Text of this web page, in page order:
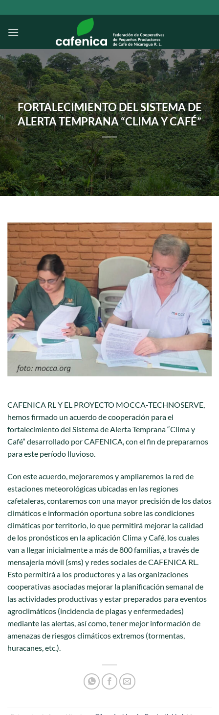
al
contenido
FORTALECIMIENTO DEL SISTEMA DE
ALERTA TEMPRANA “CLIMA Y CAFÉ”
CAFENICA RL Y EL PROYECTO MOCCA-TECHNOSERVE,
hemos firmado un acuerdo de cooperación para el
fortalecimiento del Sistema de Alerta Temprana “Clima y
Café” desarrollado por CAFENICA, con el fin de prepararnos
para este período lluvioso.
Con este acuerdo, mejoraremos y ampliaremos la red de
estaciones meteorológicas ubicadas en las regiones
cafetaleras, contaremos con una mayor precisión de los datos
climáticos e información oportuna sobre las condiciones
climáticas por territorio, lo que permitirá mejorar la calidad
de los pronósticos en la aplicación Clima y Café, los cuales
van a llegar inicialmente a más de 800 familias, a través de
mensajería móvil (sms) y redes sociales de CAFENICA RL.
Esto permitirá a los productores y a las organizaciones
cooperativas asociadas mejorar la planificación semanal de
las actividades productivas y estar preparados para eventos
agroclimáticos (incidencia de plagas y enfermedades)
mediante las alertas, así como, tener mejor información de
amenazas de riesgos climáticos extremos (tormentas,
huracanes, etc.).